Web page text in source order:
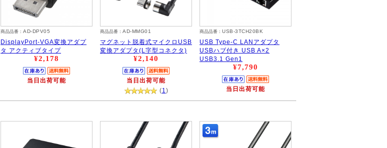
商品品番： AD-DPV05
DisplayPort-VGA変換アダプ
タ アクティブタイプ
¥2,178
当日出荷可能
商品品番： AD-MMG01
マグネット脱着式マイクロUSB
変換アダプタ(L字型コネクタ)
¥2,140
当日出荷可能
(1 )
商品品番： USB-3TCH20BK
USB Type-C LANアダプタ
USBハブ付き USB A×2
USB3.1 Gen1
¥7,790
当日出荷可能